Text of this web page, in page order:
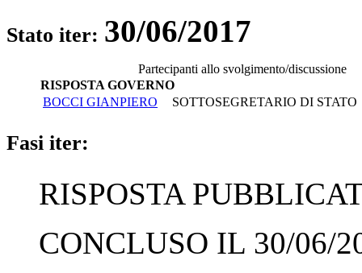
Stato iter: 30/06/2017
Partecipanti allo svolgimento/discussione
RISPOSTA GOVERNO
BOCCI GIANPIERO
SOTTOSEGRETARIO DI
Fasi iter:
RISPOSTA
CONCLUSO IL 30/06/